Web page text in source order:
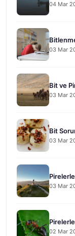
04 Mar
03 Mar
Bit ve
03 Mar
Bit
03 Mar
03 Mar
02 Mar